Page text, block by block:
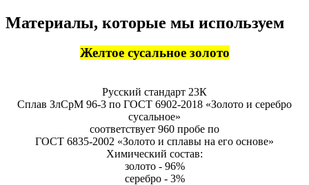
Материалы, которые мы используем
Желтое сусальное золото
Русский стандарт 23К
Сплав ЗлСрМ 96-3 по ГОСТ 6902-2018 «Золото и серебро
сусальное»
соответствует 960 пробе по
ГОСТ 6835-2002 «Золото и сплавы на его основе»
Химический состав:
золото - 96%
серебро - 3%